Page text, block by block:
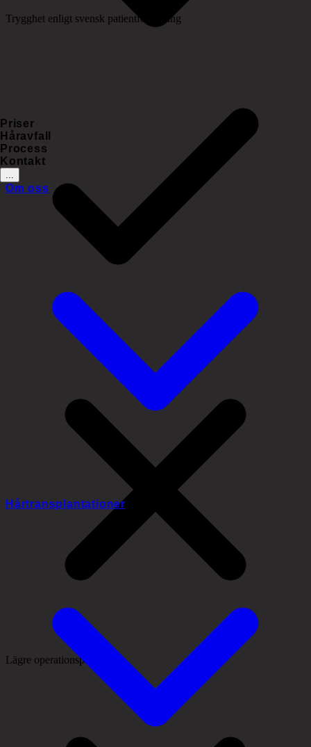
Priser
Håravfall
Process
Kontakt
...
Om oss
Hårtransplantationer
Trygghet enligt svensk patientförsäkring
Lägre operationspris